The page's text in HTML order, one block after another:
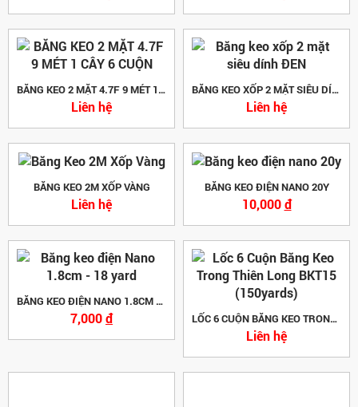
BĂNG KEO 2 MẶT 4.7F 9 MÉT 1 CÂY 6 CUỘN
Liên hệ
BĂNG KEO XỐP 2 MẶT SIÊU DÍNH ĐEN
Liên hệ
BĂNG KEO 2M XỐP VÀNG
Liên hệ
BĂNG KEO ĐIỆN NANO 20Y
10,000đ
BĂNG KEO ĐIỆN NANO 1.8CM - 18 YARD
7,000đ LỐC 6 CUỘN BĂNG KEO TRONG THIÊN LONG BKT15 (150YARDS)
Liên hệ